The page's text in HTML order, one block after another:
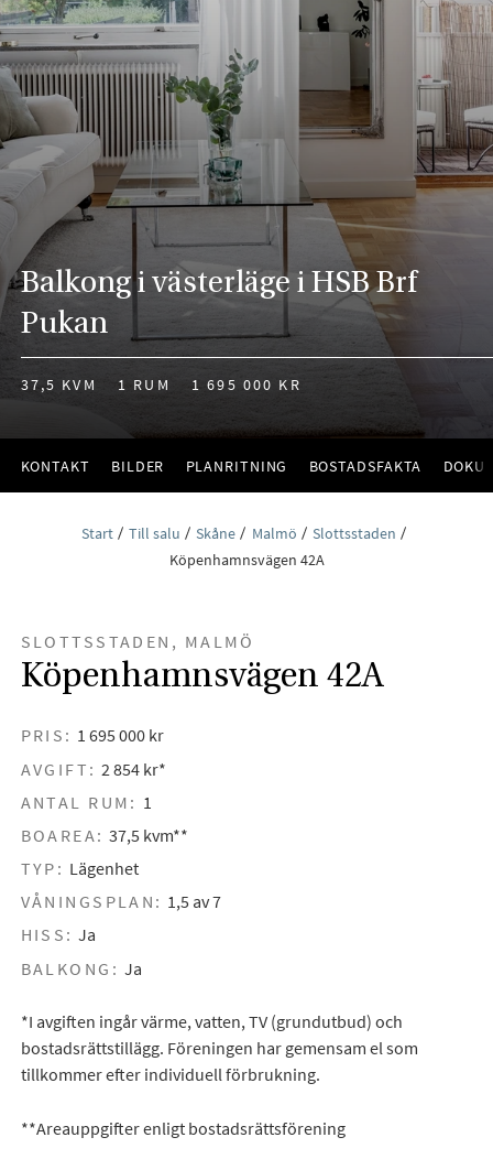
Balkong i västerläge i HSB Brf
Pukan
37,5 KVM 1 RUM 1 695 000 KR
KONTAKT BILDER PLANRITNING BOSTADSFAKTA
Start Till salu Skåne Malmö
Slottsstaden
Köpenhamnsvägen 42A
SLOTTSSTADEN, MALMÖ
Köpenhamnsvägen 42A
PRIS: 1 695 000 kr
AVGIFT: 2 854 kr*
ANTAL RUM: 1
BOAREA: 37,5 kvm**
TYP: Lägenhet
VÅNINGSPLAN: 1,5 av 7
HISS: Ja
BALKONG: Ja
*I avgiften ingår värme, vatten, TV (grundutbud) och
bostadsrättstillägg. Föreningen har gemensam el som
tillkommer efter individuell förbrukning.
**Areauppgifter enligt bostadsrättsförening